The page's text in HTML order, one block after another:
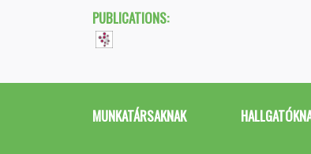
PUBLICATIONS:
MUNKATÁRSAKNAK